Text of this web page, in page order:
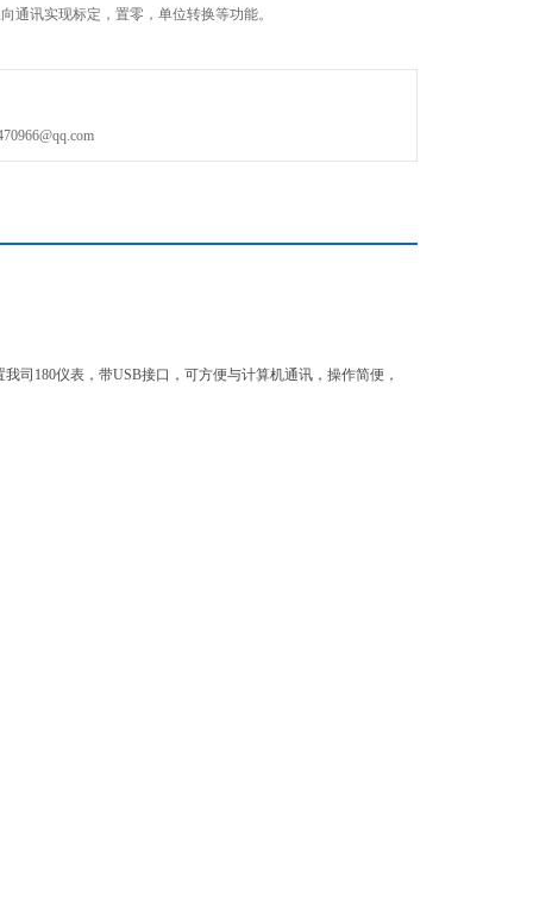
通讯实现标定，置零，单位转换等功能。
司180仪表，带USB接口，可方便与计算机通讯，操作简便，